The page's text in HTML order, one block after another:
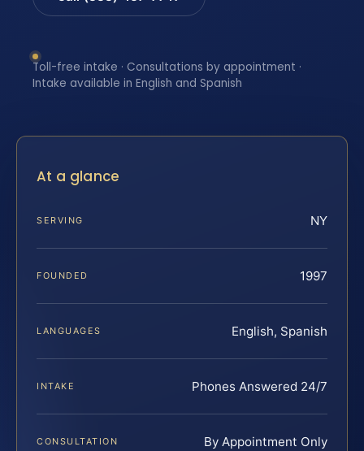
Toll-free intake · Consultations by appointment ·
Intake available in English and Spanish
At a glance
SERVING NY
FOUNDED 1997
LANGUAGES English, Spanish
INTAKE Phones Answered 24/7
CONSULTATION By Appointment Only